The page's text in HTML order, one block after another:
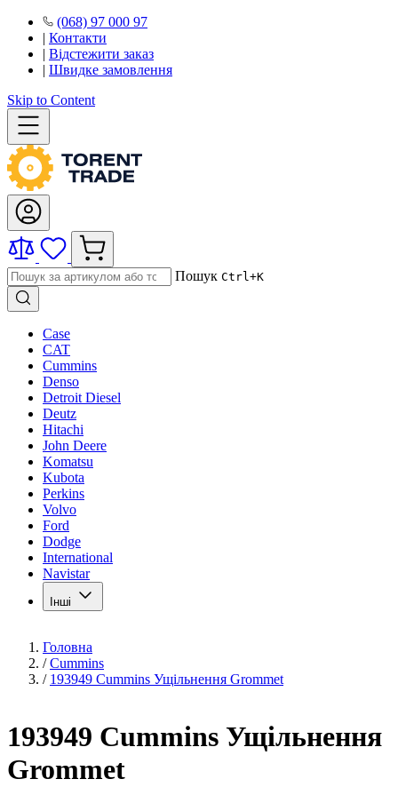
(068) 97 000 97
| Контакти
| Відстежити заказ
| Швидке замовлення
Skip to Content
Пошук Ctrl+K
Case
CAT
Cummins
Denso
Detroit Diesel
Deutz
Hitachi
John Deere
Komatsu
Kubota
Perkins
Volvo
Ford
Dodge
International
Navistar
Інші
Головна
/ Cummins
/ 193949 Cummins Ущільнення Grommet
193949 Cummins Ущільнення
Grommet